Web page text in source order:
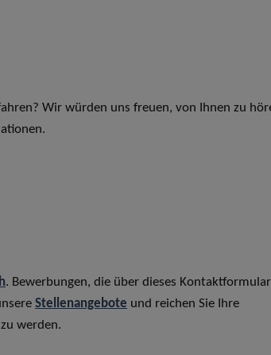
Wir würden uns freuen, von Ihnen zu
. Bewerbungen, die über dieses Kontaktformular
Stellenangebote und reichen Sie Ihre
werden.